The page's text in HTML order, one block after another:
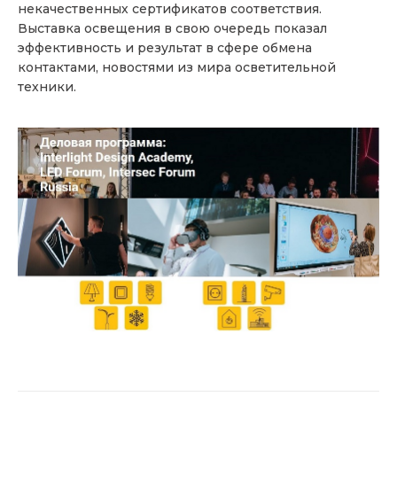
некачественных сертификатов соответствия.
Выставка освещения в свою очередь показал
эффективность и результат в сфере обмена
контактами, новостями из мира осветительной
техники.